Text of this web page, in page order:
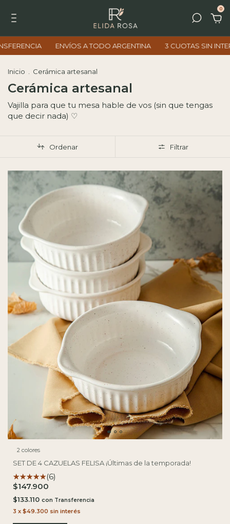
0
A TODO ARGENTINA 3 CUOTAS SIN INTERÉS 10% OFF
Inicio Cerámica artesanal
Cerámica artesanal
Vajilla para que tu mesa hable de vos (sin que tengas
que decir nada) ♡
Ordenar Filtrar
2 colores
SET DE 4 CAZUELAS FELISA ¡Últimas de la temporada!
(6)
$147.900
$133.110 con
3 x $49.300 sin interés